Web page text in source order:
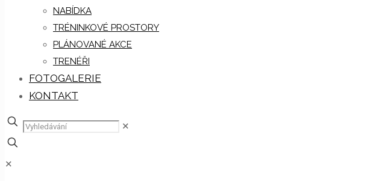
NABÍDKA
TRÉNINKOVÉ PROSTORY
PLÁNOVANÉ AKCE
TRENÉŘI
FOTOGALERIE
KONTAKT
✕
✕